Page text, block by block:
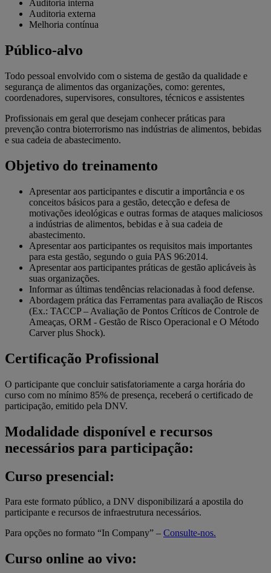
Auditoria interna
Auditoria externa
Melhoria contínua
Público-alvo
Todo pessoal envolvido com o sistema de gestão da qualidade e
segurança de alimentos das organizações, como: gerentes,
coordenadores, supervisores, consultores, técnicos e assistentes
Profissionais em geral que desejam conhecer práticas para
prevenção contra bioterrorismo nas indústrias de alimentos, bebidas
e sua cadeia de abastecimento.
Objetivo do treinamento
Apresentar aos participantes e discutir a importância e os
conceitos básicos para a gestão, detecção e defesa de
motivações ideológicas e outras formas de ataques maliciosos
a indústrias de alimentos, bebidas e à sua cadeia de
abastecimento.
Apresentar aos participantes os requisitos mais importantes
para esta gestão, segundo o guia PAS 96:2014.
Apresentar aos participantes práticas de gestão aplicáveis às
suas organizações.
Informar as últimas tendências relacionadas à food defense.
Abordagem prática das Ferramentas para avaliação de Riscos
(Ex.: TACCP – Avaliação de Pontos Críticos de Controle de
Ameaças, ORM - Gestão de Risco Operacional e O Método
Carver plus Shock).
Certificação Profissional
O participante que concluir satisfatoriamente a carga horária do
curso com no mínimo 85% de presença, receberá o certificado de
participação, emitido pela DNV.
Modalidade disponível e recursos
necessários para participação:
Curso presencial:
Para este formato público, a DNV disponibilizará a apostila do
participante e recursos de infraestrutura necessários.
Para opções no formato “In Company” – Consulte-nos.
Curso online ao vivo: